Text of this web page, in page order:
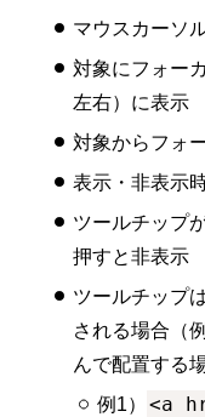
マウスカーソ
対象にフォー
左右）に表示
対象からフォ
表示・非表示
ツールチップ
押すと非表示
ツールチップ
される場合（
んで配置する
例1）
<a